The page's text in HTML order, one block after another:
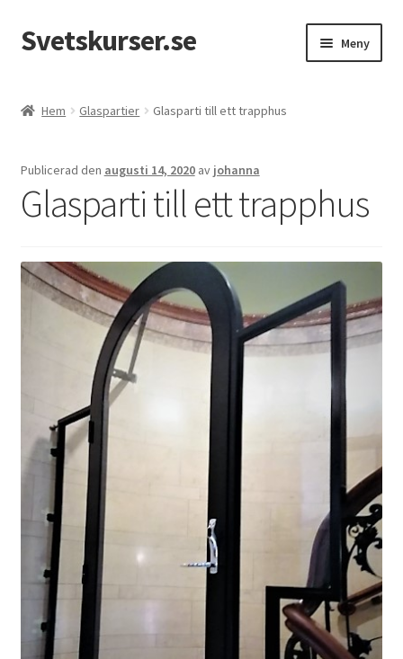
Hoppa
till
Hoppa
till
Svetskurser.se Meny
Hem Glaspartier Glasparti till ett trapphus
Publicerad den augusti 14, 2020 av johanna
Glasparti till ett trapphus